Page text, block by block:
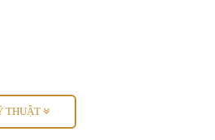
THUẬT